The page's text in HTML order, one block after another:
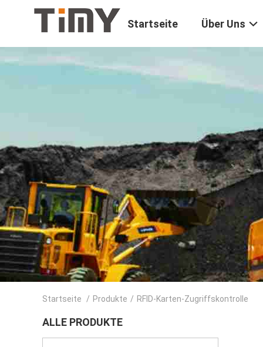
Startseite Über Uns
Startseite / Produkte / RFID-Karten-Zugriffskontrolle
ALLE PRODUKTE